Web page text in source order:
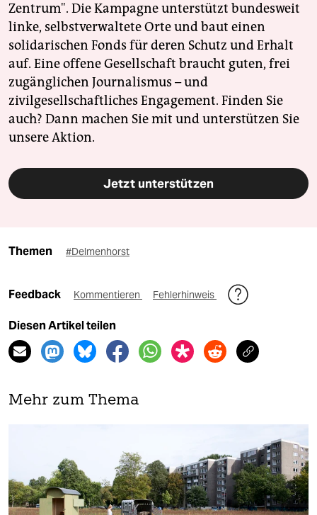
Zentrum". Die Kampagne unterstützt bundesweit
linke, selbstverwaltete Orte und baut einen
solidarischen Fonds für deren Schutz und Erhalt
auf. Eine offene Gesellschaft braucht guten, frei
zugänglichen Journalismus – und
zivilgesellschaftliches Engagement. Finden Sie
auch? Dann machen Sie mit und unterstützen Sie
unsere Aktion.
Jetzt unterstützen
Themen #Delmenhorst
Feedback Kommentieren Fehlerhinweis
Diesen Artikel teilen
Mehr zum Thema